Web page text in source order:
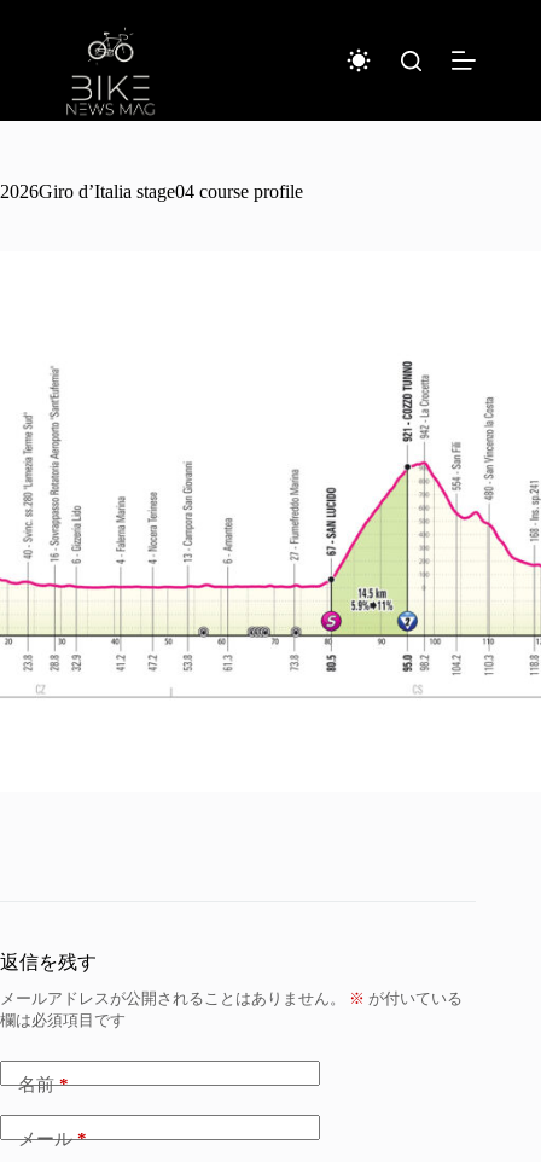
キ
2026Giro d’Italia stage04 course profile
返信を残す
メールアドレスが公開されることはありません。 ※ が付いている
欄は必須項目です
名前*
メール*